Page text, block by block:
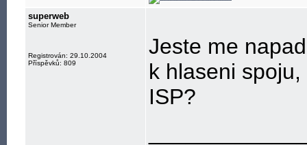
superweb
Senior Member
Registrován: 29.10.2004
Příspěvků: 809
Jeste me
k hlaseni
ISP?